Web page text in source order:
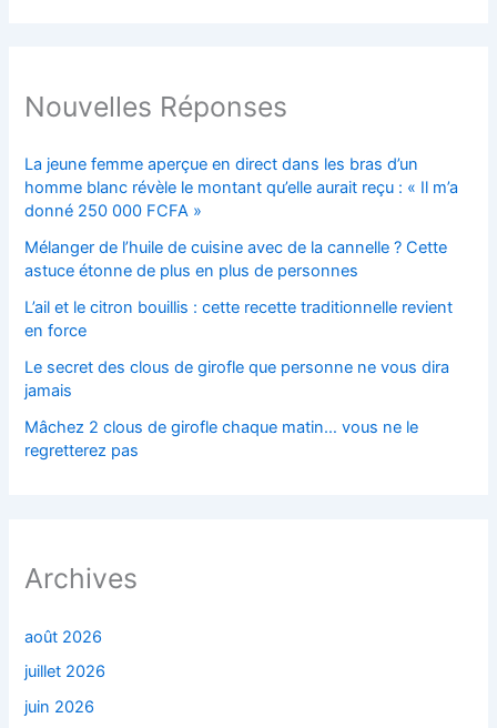
Nouvelles Réponses
La jeune femme aperçue en direct dans les bras d’un
homme blanc révèle le montant qu’elle aurait reçu : « Il m’a
donné 250 000 FCFA »
Mélanger de l’huile de cuisine avec de la cannelle ? Cette
astuce étonne de plus en plus de personnes
L’ail et le citron bouillis : cette recette traditionnelle revient
en force
Le secret des clous de girofle que personne ne vous dira
jamais
Mâchez 2 clous de girofle chaque matin… vous ne le
regretterez pas
Archives
août 2026
juillet 2026
juin 2026